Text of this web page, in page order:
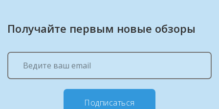
Получайте первым новые обзоры
Подписаться